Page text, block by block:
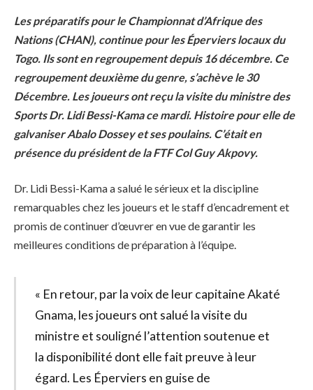
Les préparatifs pour le Championnat d’Afrique des
Nations (CHAN), continue pour les Éperviers locaux du
Togo. Ils sont en regroupement depuis 16 décembre. Ce
regroupement deuxième du genre, s’achève le 30
Décembre. Les joueurs ont reçu la visite du ministre des
Sports Dr. Lidi Bessi-Kama ce mardi. Histoire pour elle de
galvaniser Abalo Dossey et ses poulains. C’était en
présence du président de la FTF Col Guy Akpovy.
Dr. Lidi Bessi-Kama a salué le sérieux et la discipline
remarquables chez les joueurs et le staff d’encadrement et
promis de continuer d’œuvrer en vue de garantir les
meilleures conditions de préparation à l’équipe.
« En retour, par la voix de leur capitaine Akaté
Gnama, les joueurs ont salué la visite du
ministre et souligné l’attention soutenue et
la disponibilité dont elle fait preuve à leur
égard. Les Éperviers en guise de